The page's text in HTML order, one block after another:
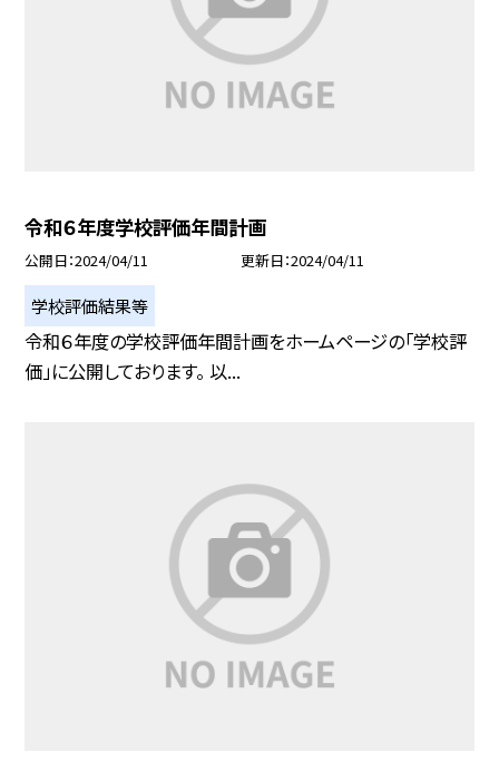
令和６年度学校評価年間計画
公開日 2024/04/11 更新日 2024/04/11
学校評価結果等
令和６年度の学校評価年間計画をホームページの「学校評
価」に公開しております。 以...